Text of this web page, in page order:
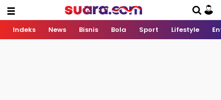
Indeks News Bisnis Bola Sport Lifestyle